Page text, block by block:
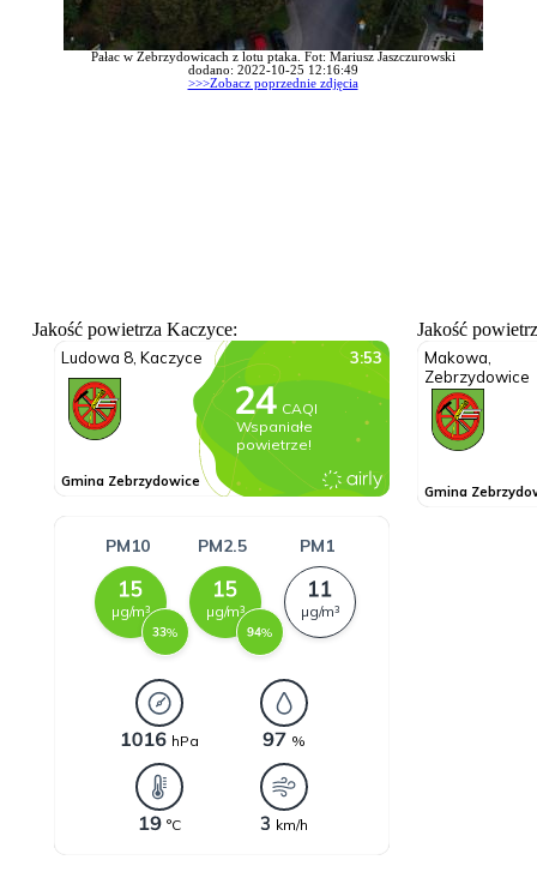
Pałac w Zebrzydowicach z lotu ptaka. Fot: Mariusz Jaszczurowski
dodano: 2022-10-25 12:16:49
>>>Zobacz poprzednie zdjęcia
Jakość powietrza Kaczyce: Jakość